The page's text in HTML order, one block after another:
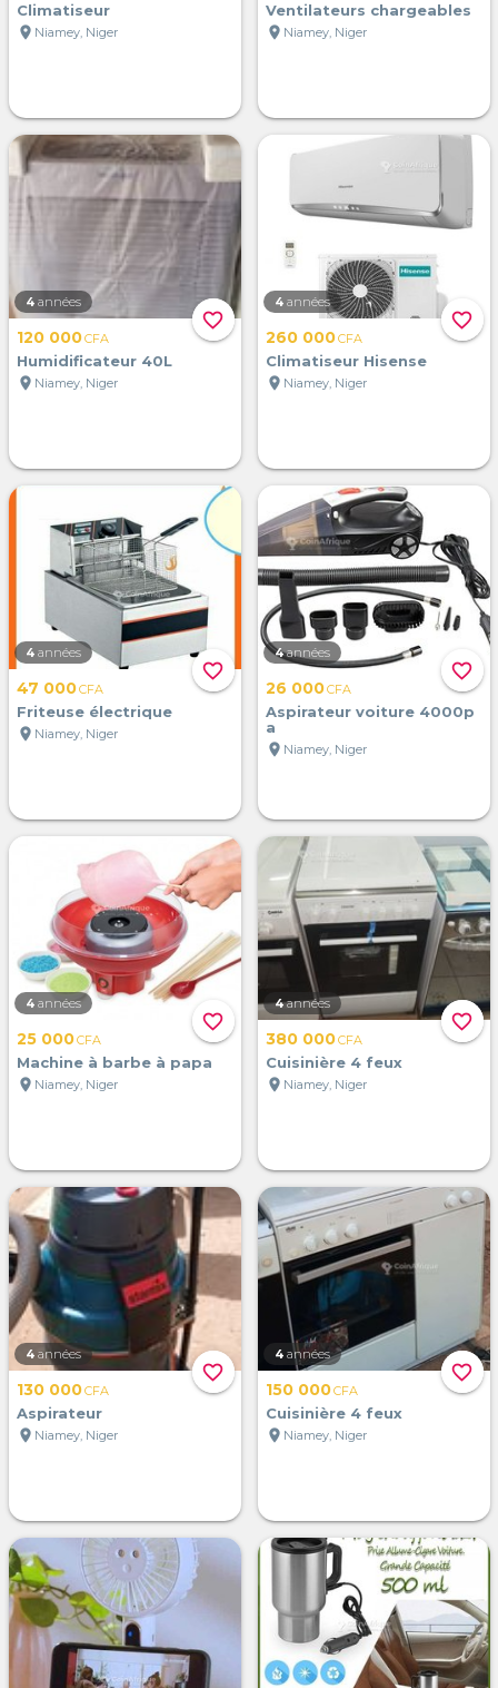
Climatiseur
location_on Niamey, Niger
Ventilateurs chargeables
location_on Niamey, Niger
favorite_border
4 années
120 000CFA
Humidificateur 40L
location_on Niamey, Niger
favorite_border
4 années
260 000CFA
Climatiseur Hisense
location_on Niamey, Niger
favorite_border
4 années
47 000CFA
Friteuse électrique
location_on Niamey, Niger
favorite_border
4 années
26 000CFA
Aspirateur voiture 4000p
a
location_on Niamey, Niger
favorite_border
4 années
25 000CFA
Machine à barbe à papa
location_on Niamey, Niger
favorite_border
4 années
380 000CFA
Cuisinière 4 feux
location_on Niamey, Niger
favorite_border
4 années
130 000CFA
Aspirateur
location_on Niamey, Niger
favorite_border
4 années
150 000CFA
Cuisinière 4 feux
location_on Niamey, Niger